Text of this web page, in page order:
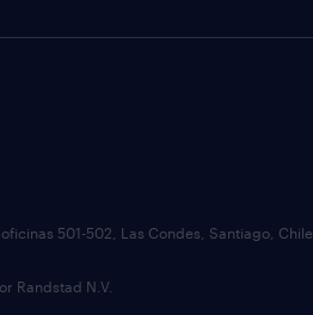
501-502, Las Condes, Santiago, Chile.
Randstad N.V.